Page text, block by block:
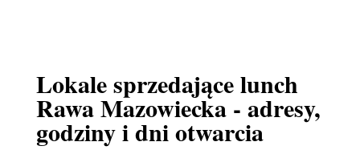
Lokale sprzedające lunch
Rawa Mazowiecka - adresy,
godziny i dni otwarcia